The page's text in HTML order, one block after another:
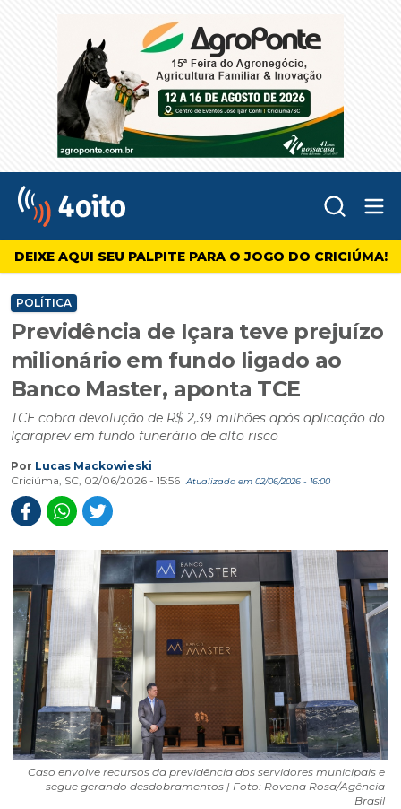
4oito
DEIXE AQUI SEU PALPITE PARA O JOGO DO CRICIÚMA!
POLÍTICA
Previdência de Içara teve prejuízo
milionário em fundo ligado ao
Banco Master, aponta TCE
TCE cobra devolução de R$ 2,39 milhões após aplicação do
Içaraprev em fundo funerário de alto risco
Por Lucas Mackowieski
Criciúma, SC, 02/06/2026 - 15:56
Atualizado em 02/06/2026 - 16:00
Caso envolve recursos da previdência dos servidores municipais e
segue gerando desdobramentos | Foto: Rovena Rosa/Agência
Brasil